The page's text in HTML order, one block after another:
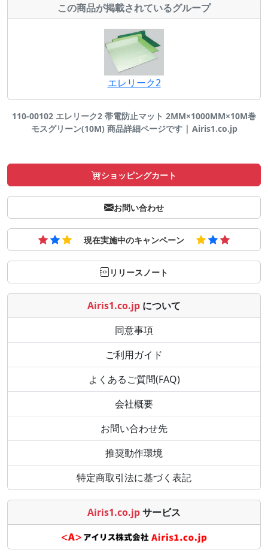
この商品が掲載されているグループ
エレリーク2
110-00102 エレリーク2 帯電防止マット 2MM×1000MM×10M巻
モスグリーン(10M) 商品詳細ページです | Airis1.co.jp
ショッピングカート
お問い合わせ
現在実施中のキャンペーン
リリースノート
Airis1.co.jp について
同意事項
ご利用ガイド
よくあるご質問(FAQ)
会社概要
お問い合わせ先
推奨動作環境
特定商取引法に基づく表記
Airis1.co.jpサービス